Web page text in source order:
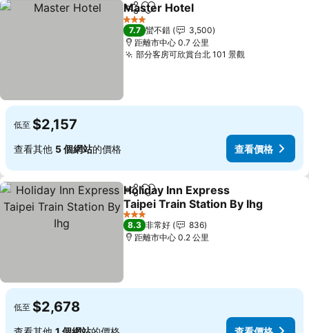
分享 加入我的最愛
Master Hotel
3 星級
7.7 蠻不錯
3,500
距離市中心 0.7 公里
部分客房可欣賞台北 101 景觀
低至 $2,157
查看其他 5 個網站的價格 查看價格
分享 加入我的最愛
Holiday Inn Express
Taipei Train Station By Ihg
3 星級
8.3 非常好
836
距離市中心 0.2 公里
低至 $2,678